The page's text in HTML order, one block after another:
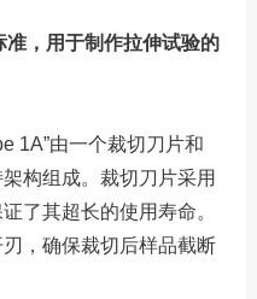
，用于制作拉伸试验的
1A”由一个裁切刀片和
构组成。裁切刀片采用
了其超长的使用寿命。
，确保裁切后样品截断